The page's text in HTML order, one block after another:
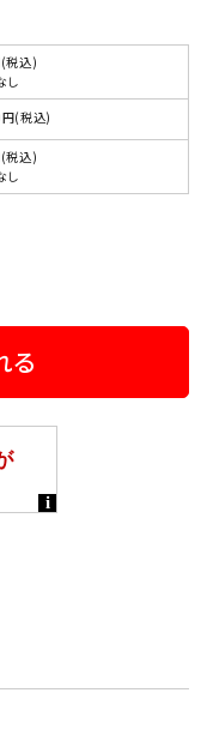
税込)
し
(税込)
税込)
し
る